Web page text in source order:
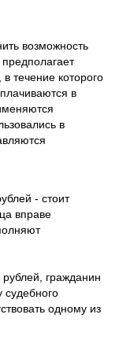
возможность
течение которого
в
в
- стоит
вправе
гражданин
судебного
одному из